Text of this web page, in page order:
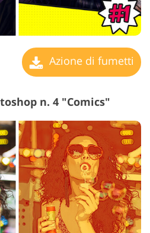
Azione di fumetti
n. 4 "Comics"